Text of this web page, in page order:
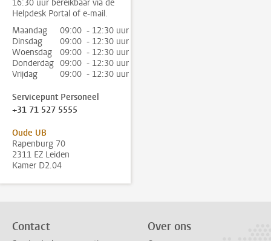
16:30 uur bereikbaar via de
Helpdesk Portal of e-mail.
Maandag
09:00 - 12:30 uur
Dinsdag
09:00 - 12:30 uur
Woensdag
09:00 - 12:30 uur
Donderdag 09:00 - 12:30 uur
Vrijdag
09:00 - 12:30 uur
Servicepunt Personeel
+31 71 527 5555
Oude UB
Rapenburg 70
2311 EZ Leiden
Kamer D2.04
Contact Over ons